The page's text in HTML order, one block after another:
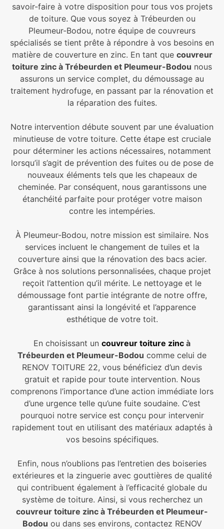
savoir-faire à votre disposition pour tous vos projets
de toiture. Que vous soyez à Trébeurden ou
Pleumeur-Bodou, notre équipe de couvreurs
spécialisés se tient prête à répondre à vos besoins en
matière de couverture en zinc. En tant que couvreur
toiture zinc à Trébeurden et Pleumeur-Bodou nous
assurons un service complet, du démoussage au
traitement hydrofuge, en passant par la rénovation et
la réparation des fuites.
Notre intervention débute souvent par une évaluation
minutieuse de votre toiture. Cette étape est cruciale
pour déterminer les actions nécessaires, notamment
lorsqu’il s’agit de prévention des fuites ou de pose de
nouveaux éléments tels que les chapeaux de
cheminée. Par conséquent, nous garantissons une
étanchéité parfaite pour protéger votre maison
contre les intempéries.
À Pleumeur-Bodou, notre mission est similaire. Nos
services incluent le changement de tuiles et la
couverture ainsi que la rénovation des bacs acier.
Grâce à nos solutions personnalisées, chaque projet
reçoit l’attention qu’il mérite. Le nettoyage et le
démoussage font partie intégrante de notre offre,
garantissant ainsi la longévité et l’apparence
esthétique de votre toit.
En choisissant un couvreur toiture zinc à
Trébeurden et Pleumeur-Bodou comme celui de
RENOV TOITURE 22, vous bénéficiez d’un devis
gratuit et rapide pour toute intervention. Nous
comprenons l’importance d’une action immédiate lors
d’une urgence telle qu’une fuite soudaine. C’est
pourquoi notre service est conçu pour intervenir
rapidement tout en utilisant des matériaux adaptés à
vos besoins spécifiques.
Enfin, nous n’oublions pas l’entretien des boiseries
extérieures et la zinguerie avec gouttières de qualité
qui contribuent également à l’efficacité globale du
système de toiture. Ainsi, si vous recherchez un
couvreur toiture zinc à Trébeurden et Pleumeur-
Bodou ou dans ses environs, contactez RENOV